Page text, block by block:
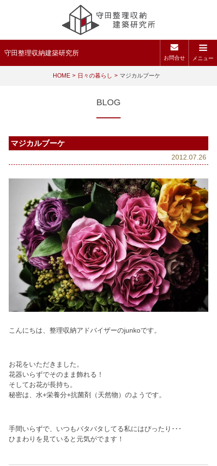
守田整理収納建築研究所
お問合せ メニュー
HOME 日々の暮らし マジカルブーケ
BLOG
マジカルブーケ
2012.07.26
こんにちは、整理収納アドバイザーのjunkoです。
お花をいただきました。
花器いらずでそのまま飾れる！
そしてお花が長持ち。
秘密は、水+栄養分+抗菌剤（天然物）のようです。
手間いらずで、いつもバタバタしてる私にはぴったり･･･
ひまわりを見ていると元気がでます！